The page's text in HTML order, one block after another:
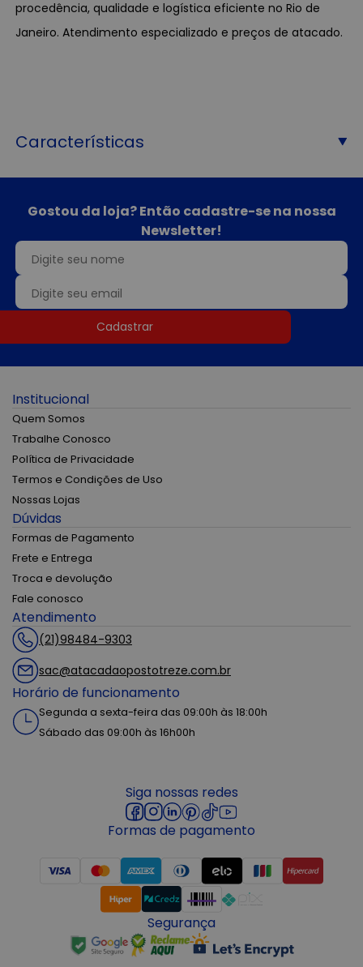
procedência, qualidade e logística eficiente no Rio de
Janeiro. Atendimento especializado e preços de atacado.
Características
Gostou da loja? Então cadastre-se na nossa
Newsletter!
Cadastrar
Institucional
Quem Somos
Trabalhe Conosco
Política de Privacidade
Termos e Condições de Uso
Nossas Lojas
Dúvidas
Formas de Pagamento
Frete e Entrega
Troca e devolução
Fale conosco
Atendimento
(21)98484-9303
sac@atacadaopostotreze.com.br
Horário de funcionamento
Segunda a sexta-feira das 09:00h às 18:00h
Sábado das 09:00h às 16h00h
Siga nossas redes
Formas de pagamento
Segurança